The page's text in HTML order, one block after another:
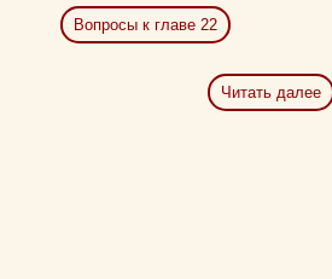
Вопросы к главе 22
Читать далее